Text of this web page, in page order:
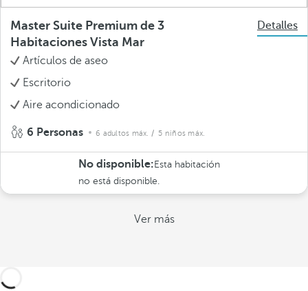
Master Suite Premium de 3
Habitaciones Vista Mar
Detalles
Artículos de aseo
Escritorio
Aire acondicionado
6 Personas 6 adultos máx. / 5 niños máx.
No disponible: Esta habitación
no está disponible.
Ver más